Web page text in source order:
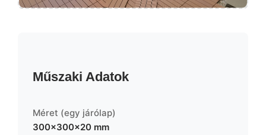
Műszaki Adatok
Méret (egy járólap)
300×300×20 mm